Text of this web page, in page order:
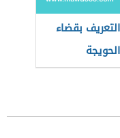
التعريف بقضاء
الحويجة